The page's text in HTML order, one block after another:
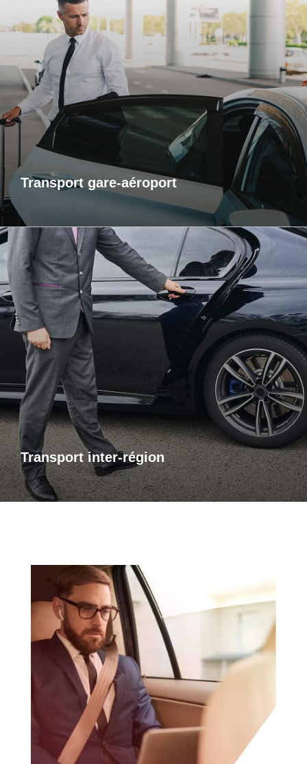
Transport gare-aéroport
Transports gare-aéroport
Pour vos départs comme pour vos retours, profitez d’un
service de transport fiable et ponctuel vers les gares et
aéroports. Je m’assure que vous arriviez à l’heure, sans
contrainte et dans un confort optimal. Que vous voyagiez
pour affaires ou pour le plaisir, laissez-moi gérer votre trajet
afin que vous puissiez vous concentrer sur l’essentiel : votre
voyage.
Transport inter-région
Transports inter-région
Pour vos trajets longue distance, je vous propose un service
de transport inter-régional fiable et confortable. Que ce soit
pour des raisons personnelles ou professionnelles,
bénéficiez d’un accompagnement adapté à vos besoins,
avec des trajets sûrs et sur mesure.